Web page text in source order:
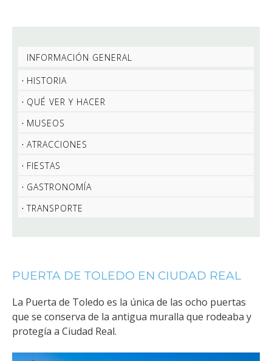
INFORMACIÓN GENERAL
HISTORIA
QUÉ VER Y HACER
MUSEOS
ATRACCIONES
FIESTAS
GASTRONOMÍA
TRANSPORTE
PUERTA DE TOLEDO EN CIUDAD REAL
La Puerta de Toledo es la única de las ocho puertas
que se conserva de la antigua muralla que rodeaba y
protegía a Ciudad Real.